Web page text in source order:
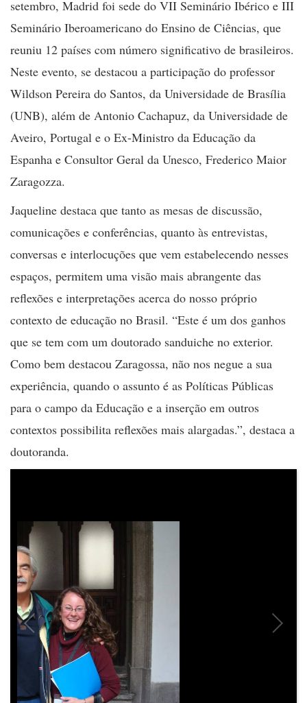
setembro, Madrid foi sede do VII Seminário Ibérico e III
Seminário Iberoamericano do Ensino de Ciências, que
reuniu 12 países com número significativo de brasileiros.
Neste evento, se destacou a participação do professor
Wildson Pereira do Santos, da Universidade de Brasília
(UNB), além de Antonio Cachapuz, da Universidade de
Aveiro, Portugal e o Ex-Ministro da Educação da
Espanha e Consultor Geral da Unesco, Frederico Maior
Zaragozza.
Jaqueline destaca que tanto as mesas de discussão,
comunicações e conferências, quanto às entrevistas,
conversas e interlocuções que vem estabelecendo nesses
espaços, permitem uma visão mais abrangente das
reflexões e interpretações acerca do nosso próprio
contexto de educação no Brasil. “Este é um dos ganhos
que se tem com um doutorado sanduiche no exterior.
Como bem destacou Zaragossa, não nos negue a sua
experiência, quando o assunto é as Políticas Públicas
para o campo da Educação e a inserção em outros
contextos possibilita reflexões mais alargadas.”, destaca a
doutoranda.